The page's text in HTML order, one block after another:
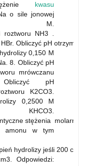
kwasu
o sile jonowej
M.
NH3 .
Obliczyć pH
0,150 M
8. Obliczyć pH
mrówczanu
pH
K2CO3.
0,2500 M
stężenia molarne
amonu w tym
hydrolizy jeśli 200
Odpowiedzi: